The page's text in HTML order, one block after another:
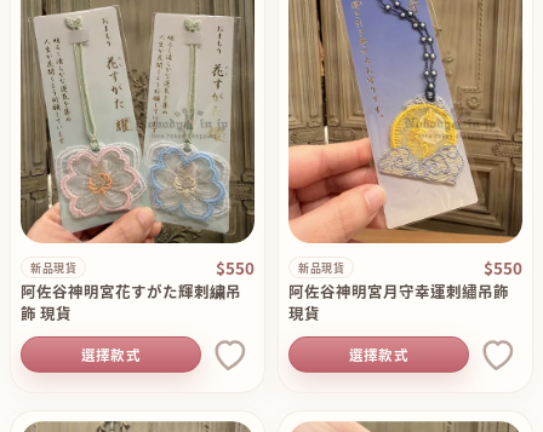
新品現貨 $550
阿佐谷神明宮花すがた輝刺繍吊
飾 現貨
選擇款式
新品現貨 $550
阿佐谷神明宮月守幸運刺繡吊飾
現貨
選擇款式